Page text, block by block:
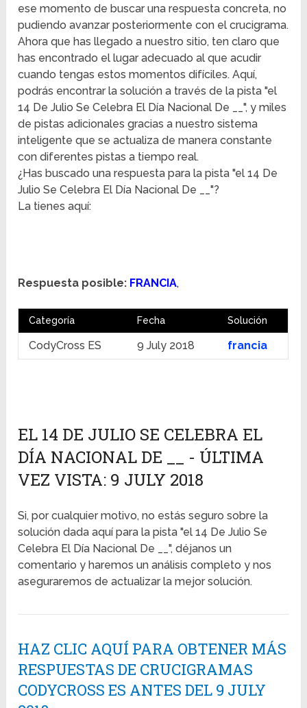
ese momento de buscar una respuesta concreta, no
pudiendo avanzar posteriormente con el crucigrama.
Ahora que has llegado a nuestro sitio, ten claro que
has encontrado el lugar adecuado al que acudir
cuando tengas estos momentos difíciles. Aquí,
podrás encontrar la solución a través de la pista "el
14 De Julio Se Celebra El Día Nacional De __", y miles
de pistas adicionales gracias a nuestro sistema
inteligente que se actualiza de manera constante
con diferentes pistas a tiempo real.
¿Has buscado una respuesta para la pista "el 14 De
Julio Se Celebra El Día Nacional De __"?
La tienes aquí:
Respuesta posible: FRANCIA,
Categoría Fecha Solución
CodyCross ES 9 July 2018 francia
EL 14 DE JULIO SE CELEBRA EL
DÍA NACIONAL DE __ - ÚLTIMA
VEZ VISTA: 9 JULY 2018
Si, por cualquier motivo, no estás seguro sobre la
solución dada aquí para la pista "el 14 De Julio Se
Celebra El Día Nacional De __", déjanos un
comentario y haremos un análisis completo y nos
aseguraremos de actualizar la mejor solución.
HAZ CLIC AQUÍ PARA OBTENER MÁS
RESPUESTAS DE CRUCIGRAMAS
CODYCROSS ES ANTES DEL 9 JULY